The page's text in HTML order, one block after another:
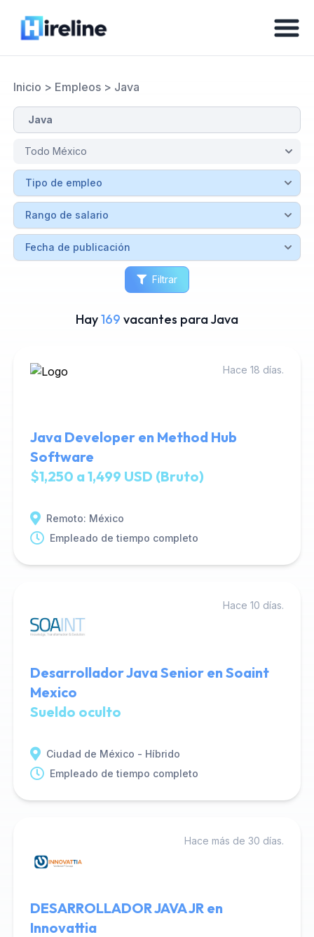
Inicio > Empleos> Java
Filtrar
Hay169 vacantes para Java
Hace 18 días.
Java Developer en Method Hub
Software
$1,250 a 1,499 USD (Bruto)
Remoto: México
Empleado de tiempo completo
Hace 10 días.
Desarrollador Java Senior en Soaint
Mexico
Sueldo oculto
Ciudad de México - Híbrido
Empleado de tiempo completo
Hace más de 30 días.
DESARROLLADOR JAVA JR en
Innovattia